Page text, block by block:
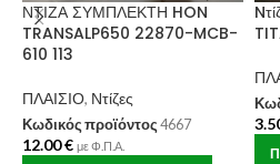
ΝΤΙΖΑ ΣΥΜΠΛΕΚΤΗ HON
TRANSALP650 22870-MCB-
610 113
ΠΛΑΙΣΙΟ, Ντίζες
Κωδικός προϊόντος 4667
12.00€ με Φ.Π.Α.